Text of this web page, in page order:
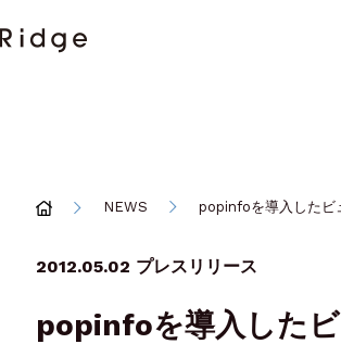
NEWS popinfoを導入したビ
2012.05.02 プレスリリース
popinfoを導入した